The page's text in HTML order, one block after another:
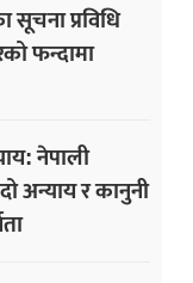
सूचना प्रविधि
फन्दामा
नेपाली
अन्याय र कानुनी